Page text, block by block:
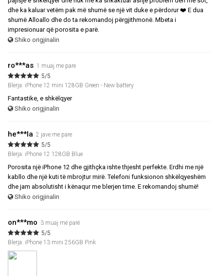
dhe ka kaluar vetëm pak më shumë se një vit duke e përdorur ❤️ E dua
shumë Alloallo dhe do ta rekomandoj përgjithmonë. Mbeta i
impresionuar që porosita e parë.
Shiko origjinalin
ro***as 1 muaj me pare
5/5
Blerja: iPhone 12 mini 128GB Green - New battery
Fantastike, e shkëlqyer
Shiko origjinalin
he***la 2 jave me pare
5/5
Blerja: iPhone 12 128GB Blue
Porosita një iPhone 12 dhe gjithçka ishte thjesht perfekte. Erdhi me një
kabllo dhe një kuti të mbrojtur mirë. Telefoni funksionon shkëlqyeshëm
dhe jam absolutisht i kënaqur me blerjen time. E rekomandoj shumë!
Shiko origjinalin
on***mo 3 muaj më parë
5/5
Blerja: iPhone 13 mini 256GB Pink